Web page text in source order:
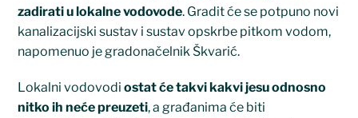
zadirati u lokalnevodovode. Gradit će se potpuno novi
kanalizacijski sustav i sustav opskrbe pitkom vodom,
napomenuo je gradonačelnik Škvarić.
Lokalni vodovodiostat će takvi kakvi jesu odnosno
nitko ih neće preuzeti, a građanima će biti